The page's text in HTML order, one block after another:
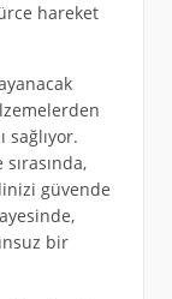
hareket
sağlıyor.
güvende
bir